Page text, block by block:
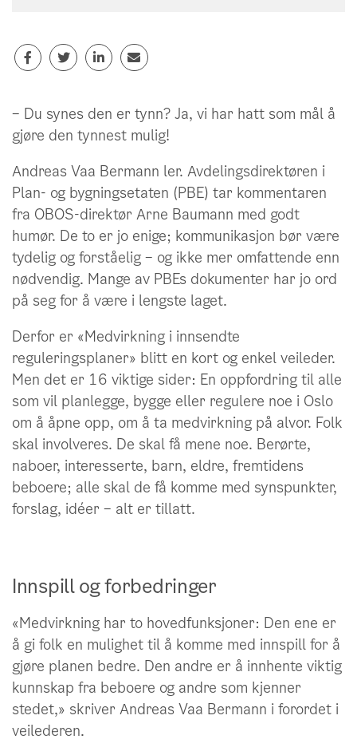
– Du synes den er tynn? Ja, vi har hatt som mål å
gjøre den tynnest mulig!
Andreas Vaa Bermann ler. Avdelingsdirektøren i
Plan- og bygningsetaten (PBE) tar kommentaren
fra OBOS-direktør Arne Baumann med godt
humør. De to er jo enige; kommunikasjon bør være
tydelig og forståelig – og ikke mer omfattende enn
nødvendig. Mange av PBEs dokumenter har jo ord
på seg for å være i lengste laget.
Derfor er «Medvirkning i innsendte
reguleringsplaner» blitt en kort og enkel veileder.
Men det er 16 viktige sider: En oppfordring til alle
som vil planlegge, bygge eller regulere noe i Oslo
om å åpne opp, om å ta medvirkning på alvor. Folk
skal involveres. De skal få mene noe. Berørte,
naboer, interesserte, barn, eldre, fremtidens
beboere; alle skal de få komme med synspunkter,
forslag, idéer – alt er tillatt.
Innspill og forbedringer
«Medvirkning har to hovedfunksjoner: Den ene er
å gi folk en mulighet til å komme med innspill for å
gjøre planen bedre. Den andre er å innhente viktig
kunnskap fra beboere og andre som kjenner
stedet,» skriver Andreas Vaa Bermann i forordet i
veilederen.